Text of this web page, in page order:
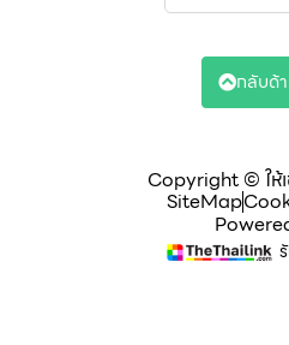
Copyright © ให้
SiteMap
กลับด้